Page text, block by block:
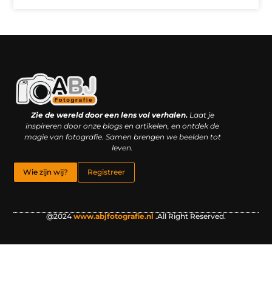
Zie de wereld door een lens vol verhalen.Laat je
inspireren door onze blogs en artikelen, en ontdek de
magie van fotografie. Samen brengen we beelden tot
leven.
Wie zijn wij? Registreer
@2024 www.abjfotografie.nl .All Right Reserved.